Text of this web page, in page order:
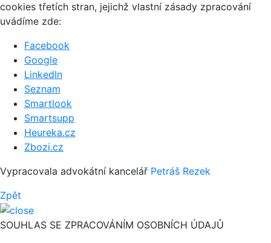
cookies třetích stran, jejichž vlastní zásady zpracování
uvádíme zde:
Facebook
Google
LinkedIn
Seznam
Smartlook
Smartsupp
Heureka.cz
Zbozi.cz
Vypracovala advokátní kancelář Petráš Rezek
Zpět
SOUHLAS SE ZPRACOVÁNÍM OSOBNÍCH ÚDAJŮ